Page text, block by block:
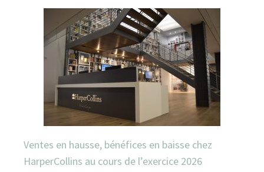
Ventes en hausse, bénéfices en baisse chez
HarperCollins au cours de l’exercice 2026